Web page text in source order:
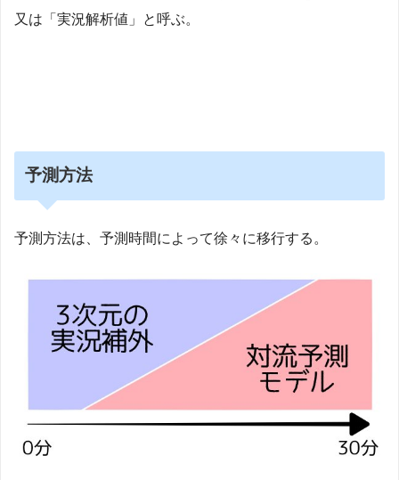
又は「実況解析値」と呼ぶ。
予測方法
予測方法は、予測時間によって徐々に移行する。